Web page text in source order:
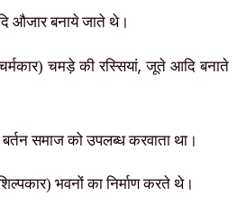
औजार बनाये जाते थे।
चमड़े की रस्सियां,जूते आदि बनाते
समाज को उपलब्ध करवाता था।
भवनों का निर्माण करते थे।